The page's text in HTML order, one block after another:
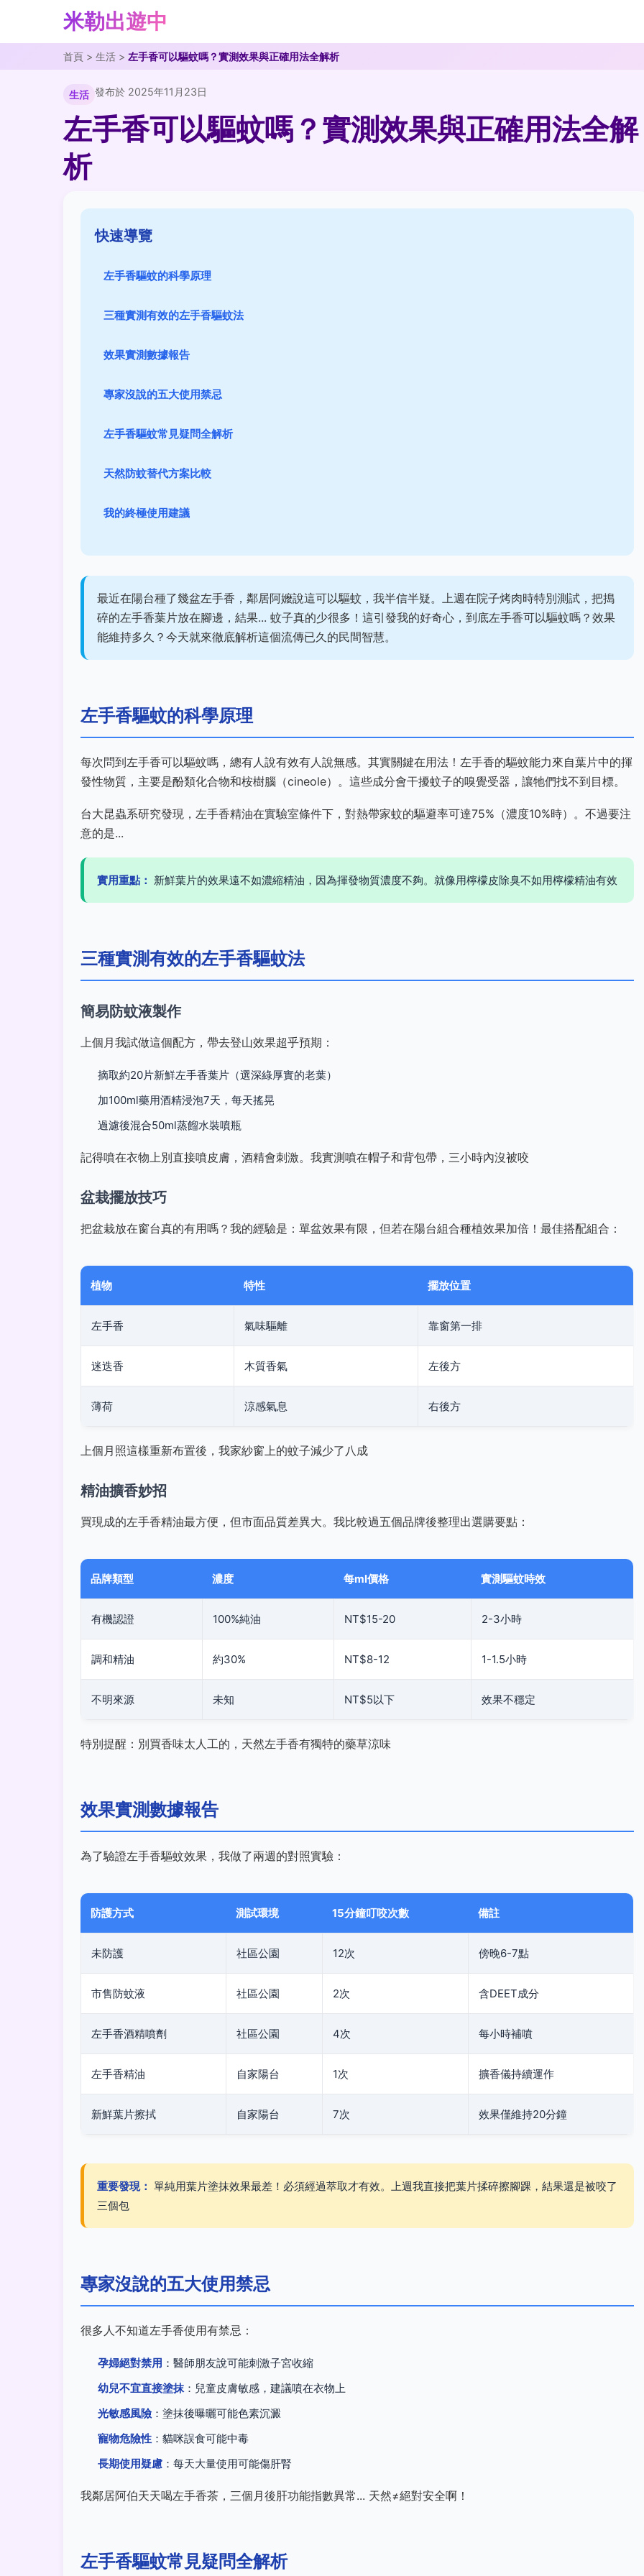
米勒出遊中
首頁 > 生活 > 左手香可以驅蚊嗎？實測效果與正確用法全解析
生活 發布於 2025年11月23日
左手香可以驅蚊嗎？實測效果與正確用法全解
析
快速導覽
左手香驅蚊的科學原理
三種實測有效的左手香驅蚊法
效果實測數據報告
專家沒說的五大使用禁忌
左手香驅蚊常見疑問全解析
天然防蚊替代方案比較
我的終極使用建議
最近在陽台種了幾盆左手香，鄰居阿嬤說這可以驅蚊，我半信半疑。上週在院子烤肉時特別測試，把搗
碎的左手香葉片放在腳邊，結果... 蚊子真的少很多！這引發我的好奇心，到底左手香可以驅蚊嗎？效果
能維持多久？今天就來徹底解析這個流傳已久的民間智慧。
左手香驅蚊的科學原理
每次問到左手香可以驅蚊嗎，總有人說有效有人說無感。其實關鍵在用法！左手香的驅蚊能力來自葉片中的揮
發性物質，主要是酚類化合物和桉樹腦（cineole）。這些成分會干擾蚊子的嗅覺受器，讓牠們找不到目標。
台大昆蟲系研究發現，左手香精油在實驗室條件下，對熱帶家蚊的驅避率可達75%（濃度10%時）。不過要注
意的是...
實用重點： 新鮮葉片的效果遠不如濃縮精油，因為揮發物質濃度不夠。就像用檸檬皮除臭不如用檸檬精油有效
三種實測有效的左手香驅蚊法
簡易防蚊液製作
上個月我試做這個配方，帶去登山效果超乎預期：
摘取約20片新鮮左手香葉片（選深綠厚實的老葉）
加100ml藥用酒精浸泡7天，每天搖晃
過濾後混合50ml蒸餾水裝噴瓶
記得噴在衣物上別直接噴皮膚，酒精會刺激。我實測噴在帽子和背包帶，三小時內沒被咬
盆栽擺放技巧
把盆栽放在窗台真的有用嗎？我的經驗是：單盆效果有限，但若在陽台組合種植效果加倍！最佳搭配組合：
植物 特性 擺放位置
左手香 氣味驅離 靠窗第一排
迷迭香 木質香氣 左後方
薄荷 涼感氣息 右後方
上個月照這樣重新布置後，我家紗窗上的蚊子減少了八成
精油擴香妙招
買現成的左手香精油最方便，但市面品質差異大。我比較過五個品牌後整理出選購要點：
品牌類型 濃度 每ml價格 實測驅蚊時效
有機認證 100%純油 NT$15-20 2-3小時
調和精油 約30% NT$8-12 1-1.5小時
不明來源 未知 NT$5以下 效果不穩定
特別提醒：別買香味太人工的，天然左手香有獨特的藥草涼味
效果實測數據報告
為了驗證左手香驅蚊效果，我做了兩週的對照實驗：
防護方式 測試環境 15分鐘叮咬次數 備註
未防護 社區公園 12次 傍晚6-7點
市售防蚊液 社區公園 2次 含DEET成分
左手香酒精噴劑 社區公園 4次 每小時補噴
左手香精油 自家陽台 1次 擴香儀持續運作
新鮮葉片擦拭 自家陽台 7次 效果僅維持20分鐘
重要發現： 單純用葉片塗抹效果最差！必須經過萃取才有效。上週我直接把葉片揉碎擦腳踝，結果還是被咬了
三個包
專家沒說的五大使用禁忌
很多人不知道左手香使用有禁忌：
孕婦絕對禁用 ：醫師朋友說可能刺激子宮收縮
幼兒不宜直接塗抹：兒童皮膚敏感，建議噴在衣物上
光敏感風險：塗抹後曝曬可能色素沉澱
寵物危險性 ：貓咪誤食可能中毒
長期使用疑慮 ：每天大量使用可能傷肝腎
我鄰居阿伯天天喝左手香茶，三個月後肝功能指數異常... 天然≠絕對安全啊！
左手香驅蚊常見疑問全解析